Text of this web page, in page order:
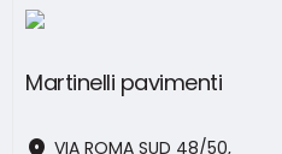
Martinelli pavimenti
VIA ROMA SUD 48/50,